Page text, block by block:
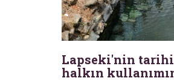
Lapseki'nin tarihi
halkın